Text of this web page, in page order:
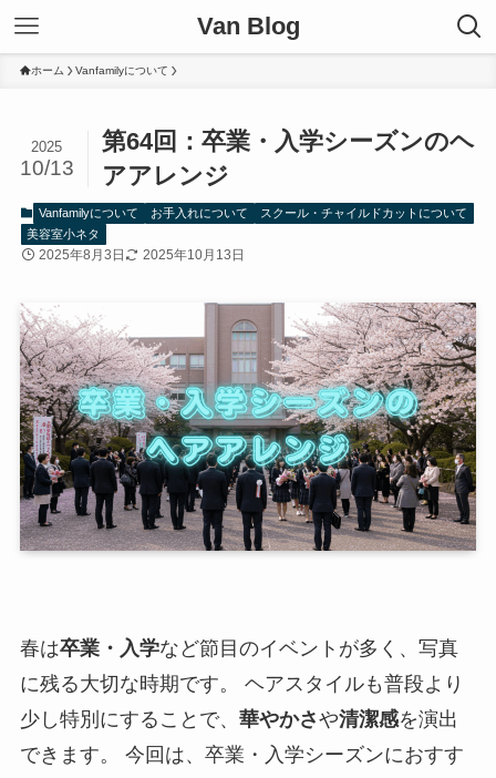
Van Blog
ホーム Vanfamilyについて
第64回：卒業・入学シーズンのヘ
アアレンジ
2025
10/13
Vanfamilyについて お手入れについて
スクール・チャイルドカットについて
美容室小ネタ
2025年8月3日 2025年10月13日
春は卒業・入学など節目のイベントが多く、写真
に残る大切な時期です。 ヘアスタイルも普段より
少し特別にすることで、 華やかさや清潔感を演出
できます。 今回は、卒業・入学シーズンにおすす